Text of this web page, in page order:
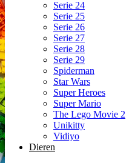
Serie 24
Serie 25
Serie 26
Serie 27
Serie 28
Serie 29
Spiderman
Star Wars
Super Heroes
Super Mario
The Lego Movie 2
Unikitty
Vidiyo
Dieren